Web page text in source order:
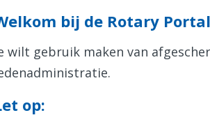
bij de Rotary
wilt gebruik maken van
op: